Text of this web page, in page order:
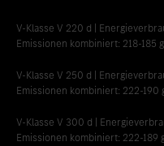
V-Klasse V 220 d |
Emissionen kombiniert: 218-185
V-Klasse V 250 d |
Emissionen kombiniert: 222-190
V-Klasse V 300 d |
Emissionen kombiniert: 222-189